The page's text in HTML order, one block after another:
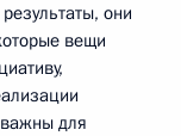
они
вещи
для